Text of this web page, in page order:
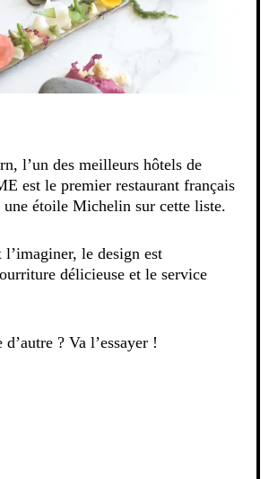
l’un des meilleurs hôtels de
est le premier restaurant français
une étoile Michelin sur cette liste.
le design est
délicieuse et le service
? Va l’essayer !